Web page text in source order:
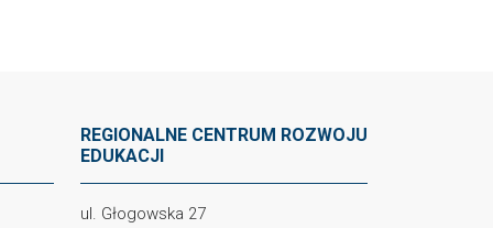
REGIONALNE CENTRUM ROZWOJU
EDUKACJI
ul. Głogowska 27